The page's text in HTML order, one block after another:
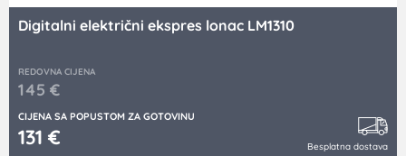
Digitalni električni ekspres lonac LM1310
REDOVNA CIJENA
145 €
CIJENA SA POPUSTOM ZA GOTOVINU
131 € Besplatna dostava